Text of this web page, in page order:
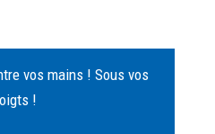
vos mains ! Sous vos
!